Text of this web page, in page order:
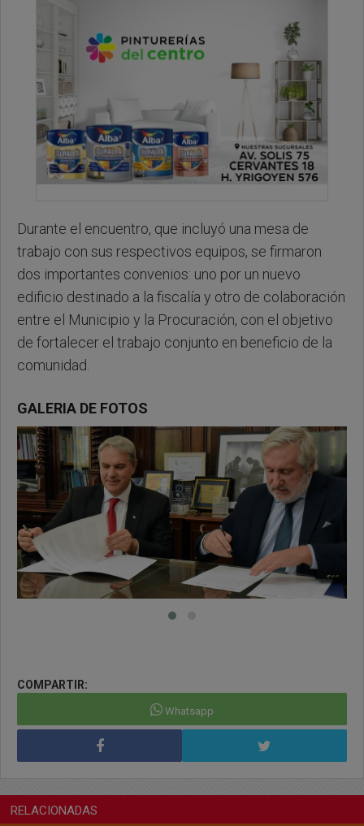
Durante el encuentro, que incluyó una mesa de
trabajo con sus respectivos equipos, se firmaron
dos importantes convenios: uno por un nuevo
edificio destinado a la fiscalía y otro de colaboración
entre el Municipio y la Procuración, con el objetivo
de fortalecer el trabajo conjunto en beneficio de la
comunidad.
GALERIA DE FOTOS
COMPARTIR:
Whatsapp
RELACIONADAS